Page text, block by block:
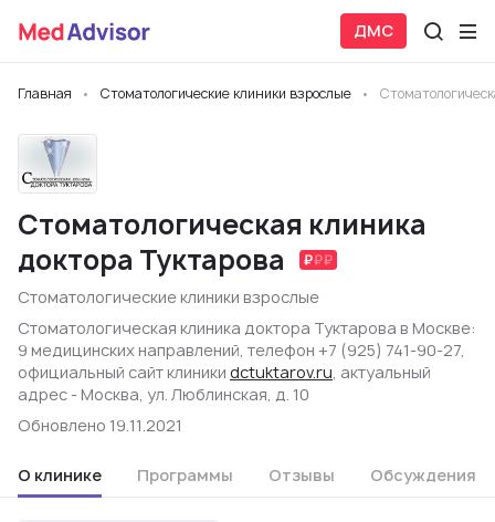
ДМС
Главная Стоматологические клиники взрослые
Стоматологическая клиника
доктора Туктарова
Стоматологические клиники взрослые
Стоматологическая клиника доктора Туктарова в Москве:
9 медицинских направлений, телефон +7 (925) 741-90-27,
официальный сайт клиники dctuktarov.ru, актуальный
адрес - Москва, ул. Люблинская, д. 10
Обновлено 19.11.2021
О клинике Программы Отзывы Обсуждения